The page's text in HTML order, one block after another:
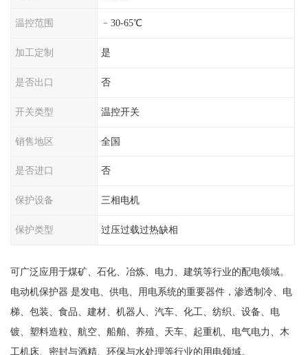
温控范围 ﹣30-65℃
加工定制 是
是否出口 否
开关类型 温控开关
销售地区 全国
是否进口 否
保护设备 三相电机
保护类型 过压过载过热缺相
可广泛应用于煤矿、石化、冶炼、电力、建筑等行业的配电领域。
电动机保护器 是发电、供电、用电系统的重要器件，渗透制冷、电
梯、包装、食品、建材、机器人、汽车、化工、纺织、设备、电
镀、塑料造粒、航空、船舶、养殖、天车、起重机、电气电力、木
工机床、密封与酒精、环保与水处理等行业的用电领域。